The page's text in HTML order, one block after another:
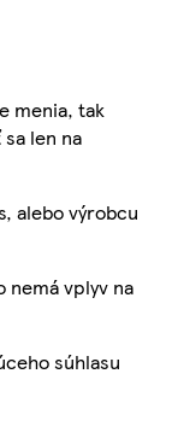
menia, tak
len na
alebo výrobcu
nemá vplyv na
súhlasu